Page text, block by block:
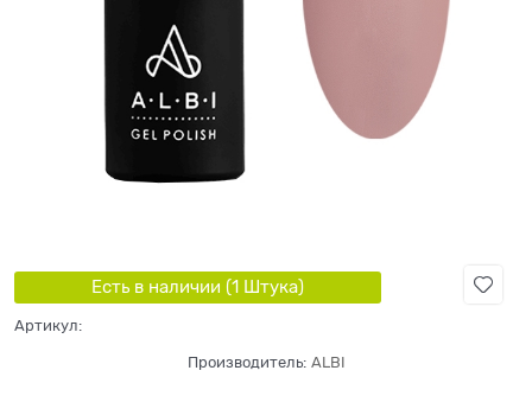
Есть в наличии (1 Штука)
Артикул:
Производитель: ALBI